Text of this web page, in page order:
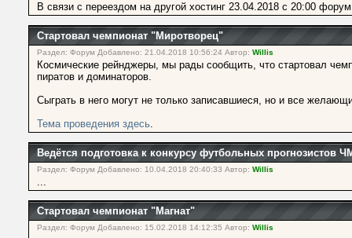
В связи с переездом на другой хостинг 23.04.2018 с 20:00
Стартовал чемпионат "Миротворец"
Раздел: Форум Добавлено: 21.04.2018 10:56:24 Автор: Willis
Космические рейнджеры, мы рады сообщить, что стартовал
пиратов и доминаторов.
Сыграть в него могут не только записавшиеся, но и все
Тема проведения здесь.
Ведётся подготовка к конкурсу футбольных прогнозистов
Раздел: Форум Добавлено: 10.04.2018 20:40:33 Автор: Willis
...
Стартовал чемпионат "Магнат"
Раздел: Форум Добавлено: 15.02.2018 14:12:35 Автор: Willis